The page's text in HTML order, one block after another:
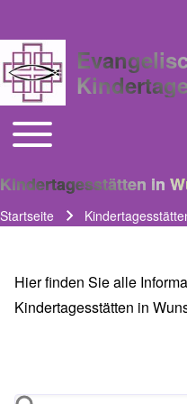
Main navigation
Toggle main menu
Kindertagesstätten in
Pfadnavigation
Startseite
Hier finden Sie alle
Kindertagesstätten in